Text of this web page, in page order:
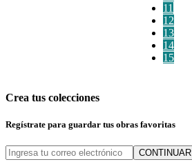
11
12
13
14
15
Crea tus colecciones
Regístrate para guardar tus obras favoritas
CONTINUAR